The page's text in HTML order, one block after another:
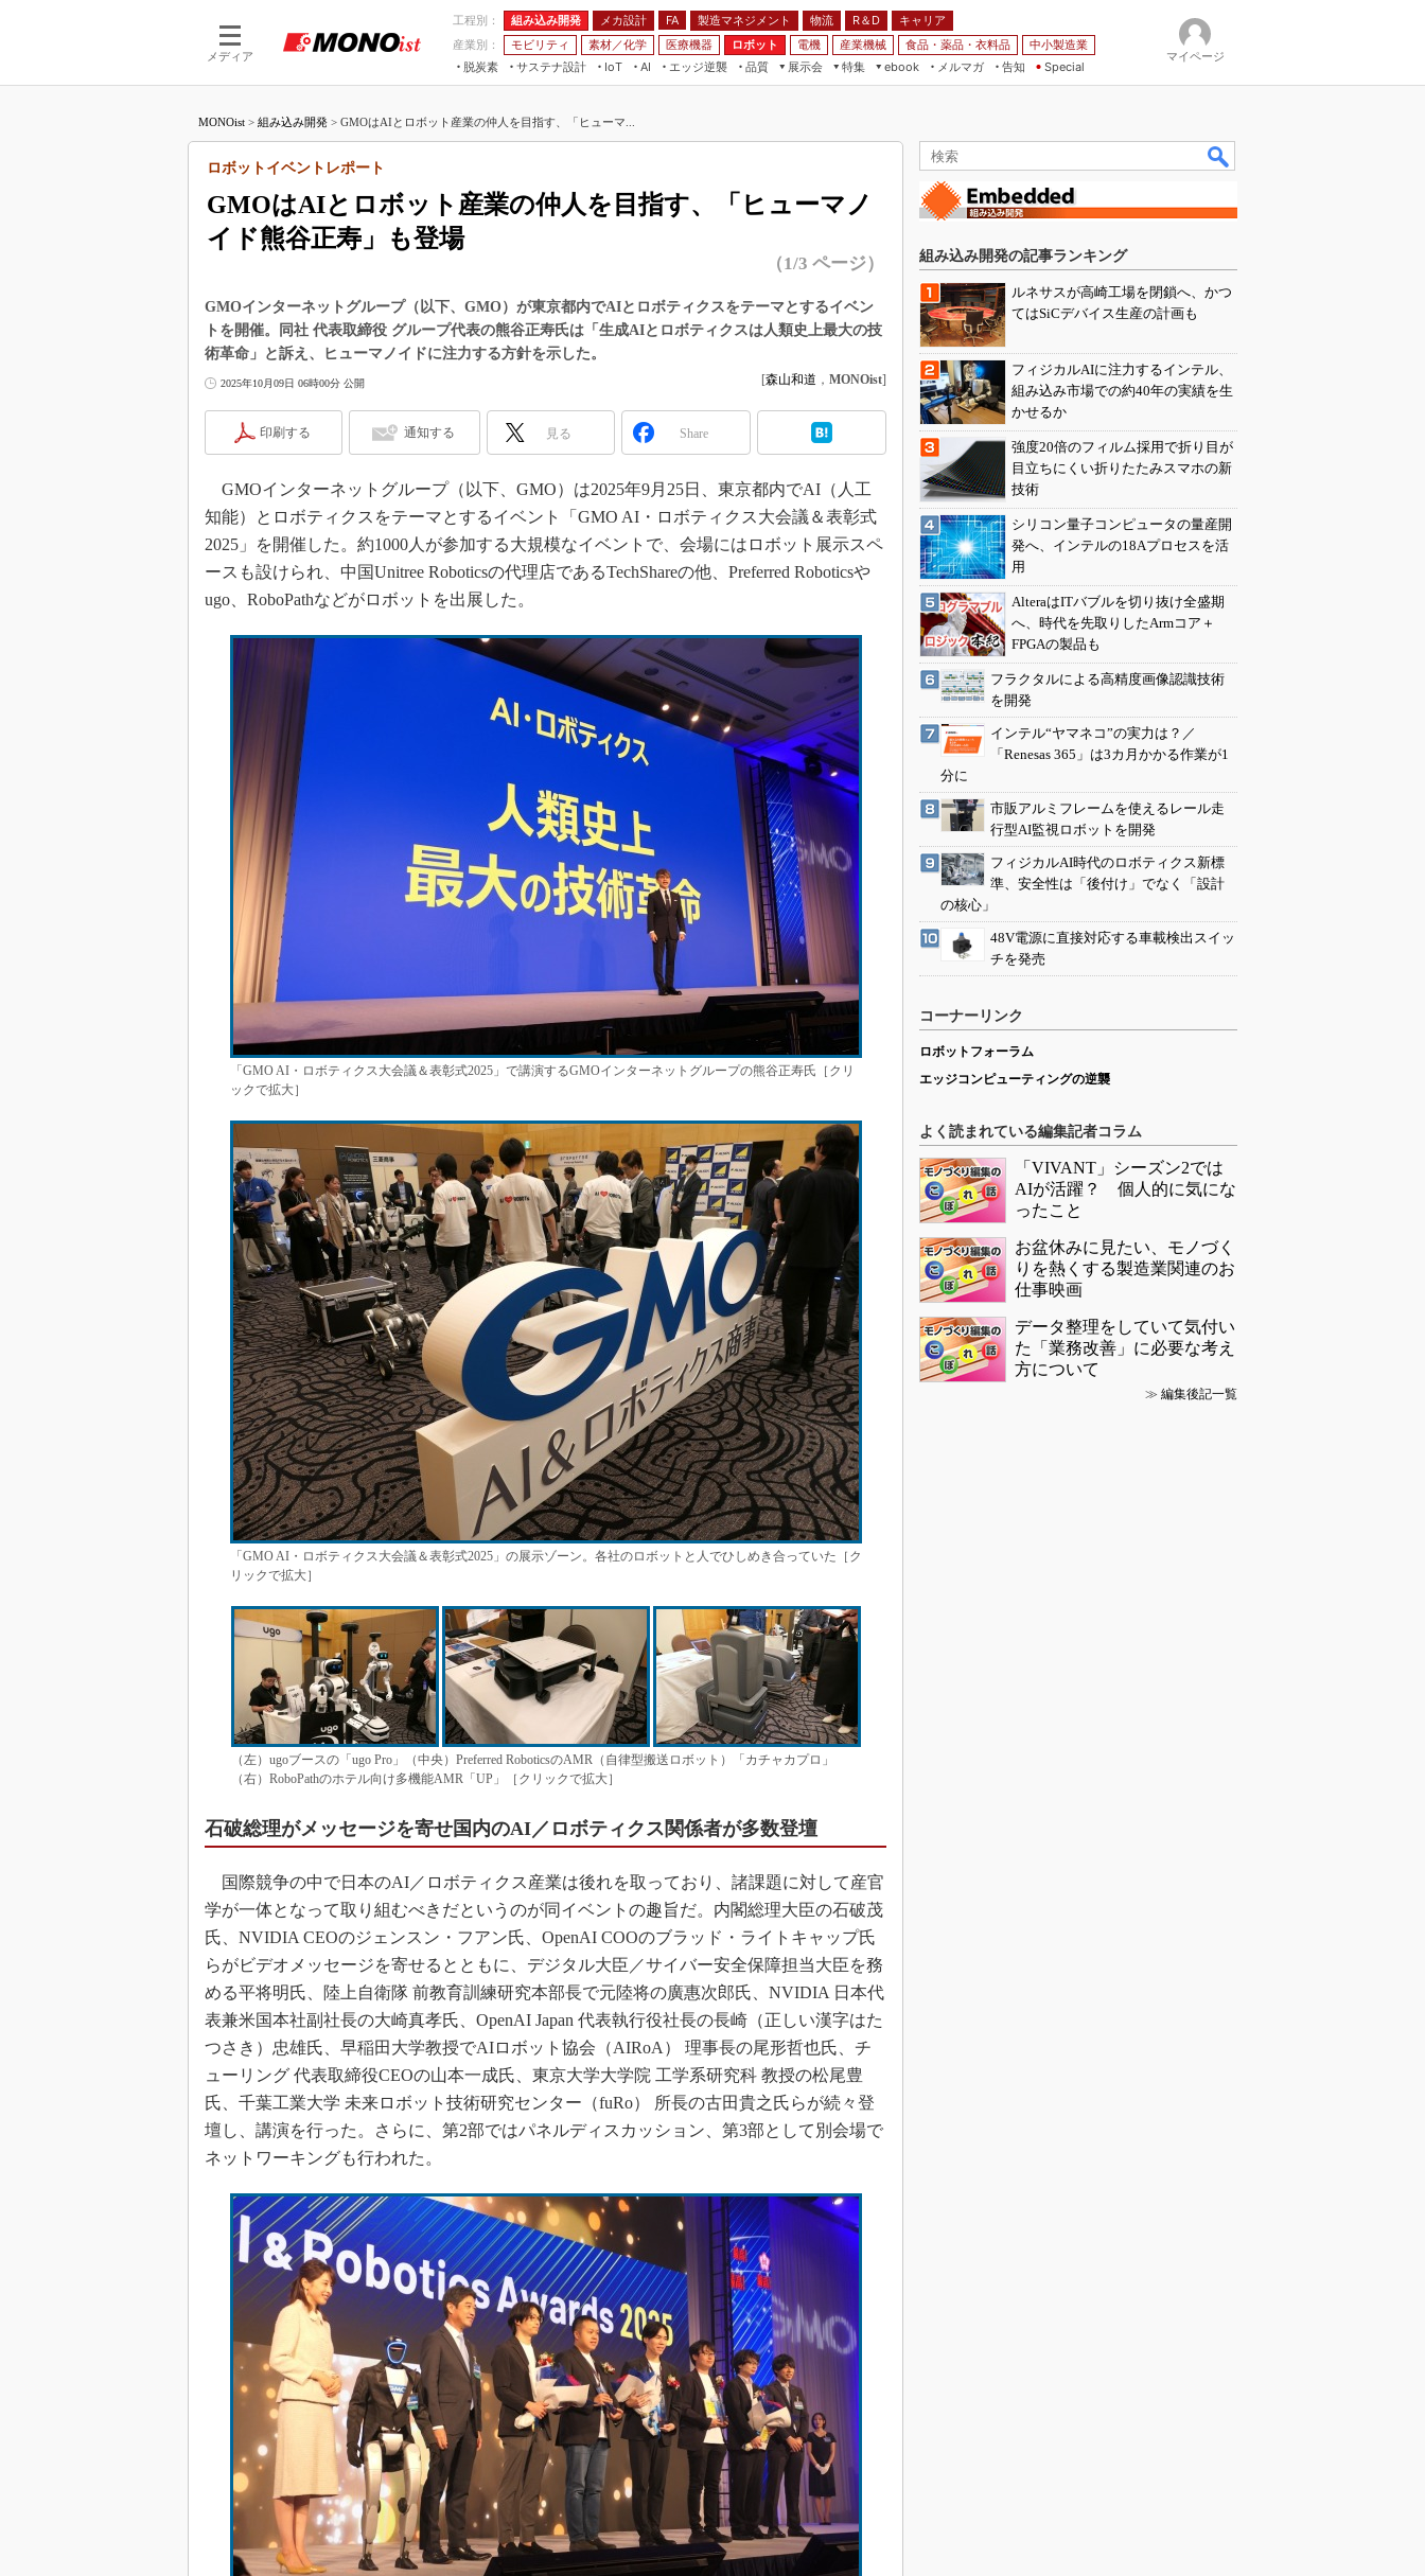
メディア
工程別： 組み込み開発 メカ設計 FA 製造マネジメント 物流 R＆D
キャリア
産業別：
モビリティ 素材／化学 医療機器 ロボット 電機 産業機械 食品・薬品・衣料品
中小製造業
脱炭素
サステナ設計
IoT
つながる工場
AI
AI×設備保全
エッジ逆襲 品質
展示会
JIMTOF
IIFES
TECHNO-FRONTIER
人テク展
日本ものづくりワールド
産業オープンネット展
特集
つながるクルマ
VR／AR
フィールドサービス
組み込みモデリング
3Dプリンタ
デジタルツインとCAE
S＆OP
インダストリー4.0
製造業ビッグデータ
メイドインジャパン
植物工場
知財マネジメント
グローバル設計・開発
制御セキュリティ
新型コロナへの対応
ebook
FA
モビリティ
メルマガ
告知 Special
マイページ
MONOist > 組み込み開発 > GMOはAIとロボット産業の仲人を目指す、「ヒューマ...
GMOはAIとロボット産業の仲人を目指す、「ヒューマノ
イド熊谷正寿」も登場
ロボットイベントレポート
（1/3 ページ）
GMOインターネットグループ（以下、GMO）が東京都内でAIとロボティクスをテーマとするイベン
トを開催。同社 代表取締役 グループ代表の熊谷正寿氏は「生成AIとロボティクスは人類史上最大の技
術革命」と訴え、ヒューマノイドに注力する方針を示した。
2025年10月09日 06時00分 公開 [森山和道 ， MONOist]
印刷する 通知する 見る Share
GMOインターネットグループ（以下、GMO）は2025年9月25日、東京都内でAI（人工
知能）とロボティクスをテーマとするイベント「GMO AI・ロボティクス大会議＆表彰式
2025」を開催した。約1000人が参加する大規模なイベントで、会場にはロボット展示スペ
ースも設けられ、中国Unitree Roboticsの代理店であるTechShareの他、Preferred Roboticsや
ugo、RoboPathなどがロボットを出展した。
「GMO AI・ロボティクス大会議＆表彰式2025」で講演するGMOインターネットグループの熊谷正寿氏［クリ
ックで拡大］
「GMO AI・ロボティクス大会議＆表彰式2025」の展示ゾーン。各社のロボットと人でひしめき合っていた［ク
リックで拡大］
（左）ugoブースの「ugo Pro」（中央）Preferred RoboticsのAMR（自律型搬送ロボット）「カチャカプロ」
（右）RoboPathのホテル向け多機能AMR「UP」［クリックで拡大］
石破総理がメッセージを寄せ国内のAI／ロボティクス関係者が多数登壇
国際競争の中で日本のAI／ロボティクス産業は後れを取っており、諸課題に対して産官
学が一体となって取り組むべきだというのが同イベントの趣旨だ。内閣総理大臣の石破茂
氏、NVIDIA CEOのジェンスン・フアン氏、OpenAI COOのブラッド・ライトキャップ氏
らがビデオメッセージを寄せるとともに、デジタル大臣／サイバー安全保障担当大臣を務
める平将明氏、陸上自衛隊 前教育訓練研究本部長で元陸将の廣惠次郎氏、NVIDIA 日本代
表兼米国本社副社長の大崎真孝氏、OpenAI Japan 代表執行役社長の長崎（正しい漢字はた
つさき）忠雄氏、早稲田大学教授でAIロボット協会（AIRoA） 理事長の尾形哲也氏、チ
ューリング 代表取締役CEOの山本一成氏、東京大学大学院 工学系研究科 教授の松尾豊
氏、千葉工業大学 未来ロボット技術研究センター（fuRo） 所長の古田貴之氏らが続々登
壇し、講演を行った。さらに、第2部ではパネルディスカッション、第3部として別会場で
ネットワーキングも行われた。
組み込み開発の記事ランキング
ルネサスが高崎工場を閉鎖へ、かつ
てはSiCデバイス生産の計画も
フィジカルAIに注力するインテル、
組み込み市場での約40年の実績を生
かせるか
強度20倍のフィルム採用で折り目が
目立ちにくい折りたたみスマホの新
技術
シリコン量子コンピュータの量産開
発へ、インテルの18Aプロセスを活
用
AlteraはITバブルを切り抜け全盛期
へ、時代を先取りしたArmコア＋
FPGAの製品も
フラクタルによる高精度画像認識技術
を開発
インテル“ヤマネコ”の実力は？／
「Renesas 365」は3カ月かかる作業が1
分に
市販アルミフレームを使えるレール走
行型AI監視ロボットを開発
フィジカルAI時代のロボティクス新標
準、安全性は「後付け」でなく「設計
の核心」
48V電源に直接対応する車載検出スイッ
チを発売
コーナーリンク
ロボットフォーラム
エッジコンピューティングの逆襲
よく読まれている編集記者コラム
「VIVANT」シーズン2では
AIが活躍？ 個人的に気にな
ったこと
お盆休みに見たい、モノづく
りを熱くする製造業関連のお
仕事映画
データ整理をしていて気付い
た「業務改善」に必要な考え
方について
≫ 編集後記一覧